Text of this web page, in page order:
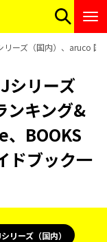
ーズ（国内）、aruco
シリーズ
ンキング&
BOOKS
ドブック一
リーズ（国内）